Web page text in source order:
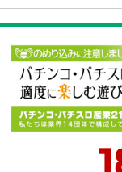
他のメッセージを見